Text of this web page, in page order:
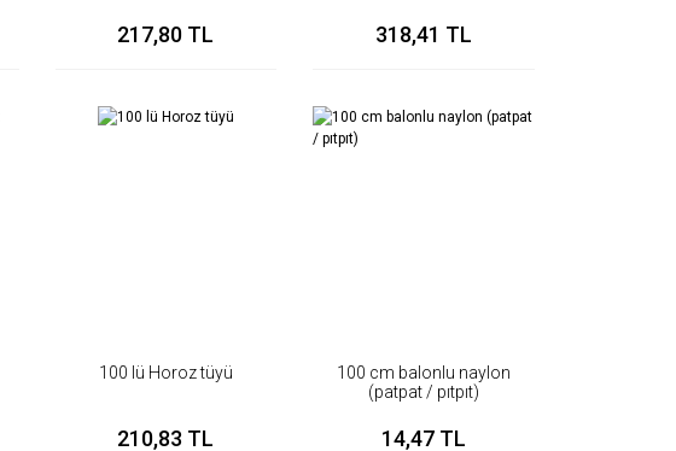
217,80 TL 318,41 TL
100 lü Horoz tüyü
210,83 TL
100 cm balonlu naylon
(patpat / pıtpıt)
14,47 TL